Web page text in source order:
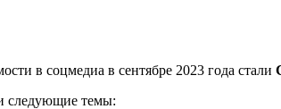
в соцмедиа в сентябре 2023 года стали
следующие темы: